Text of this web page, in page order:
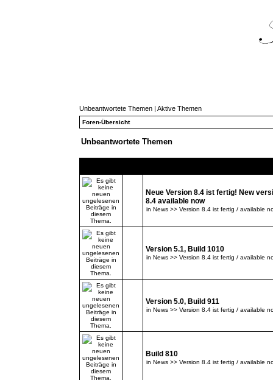
Unbeantwortete Themen | Aktive Themen
Foren-Übersicht
Unbeantwortete Themen
Neue Version 8.4 ist fertig! New
8.4 available now
in News >> Version 8.4 ist fertig / available
Version 5.1, Build 1010
in News >> Version 8.4 ist fertig / available
Version 5.0, Build 911
in News >> Version 8.4 ist fertig / available
Build 810
in News >> Version 8.4 ist fertig / available